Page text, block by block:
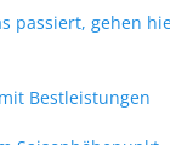
passiert, gehen
Bestleistungen